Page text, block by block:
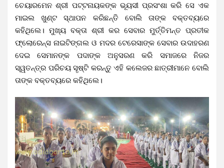
ଚେୟାରମେନ ଶ୍ରୀ ପଟ୍ଟନାୟକଙ୍କ ଭୂୟସୀ ପ୍ରସଂଶା କରି ସେ ଏକ
ମାଇଲ ଖୁଣ୍ଟ ସ୍ଥାପନ କରିଛନ୍ତି ବୋଲି ତାଙ୍କ ବକ୍ତବ୍ୟରେ
କହିଥିଲେ। ମୁଖ୍ୟ ବକ୍ତା ଶ୍ରୀ କର ସେବାର ମୁର୍ତ୍ତିମନ୍ତ ପ୍ରତୀକ
ଫ୍ଲୋରେନ୍ସ ନାଇଟିଙ୍ଗଲ ଓ ମଦର ଟେରେସାଙ୍କ ସେବାର ଉଦାହରଣ
ଦେଇ ସେମାନଙ୍କ ପଦାଙ୍କ ଅନୁସରଣ କରି ସମାଜରେ ନିଜର
ସ୍ୱତନ୍ତ୍ର ପରିଚୟ ସୃଷ୍ଟି କରନ୍ତୁ ଏହି କଲେଜର ଛାତ୍ରୀମାନେ ବୋଲି
ତାଙ୍କ ବକ୍ତବ୍ୟରେ କହିଥିଲେ।